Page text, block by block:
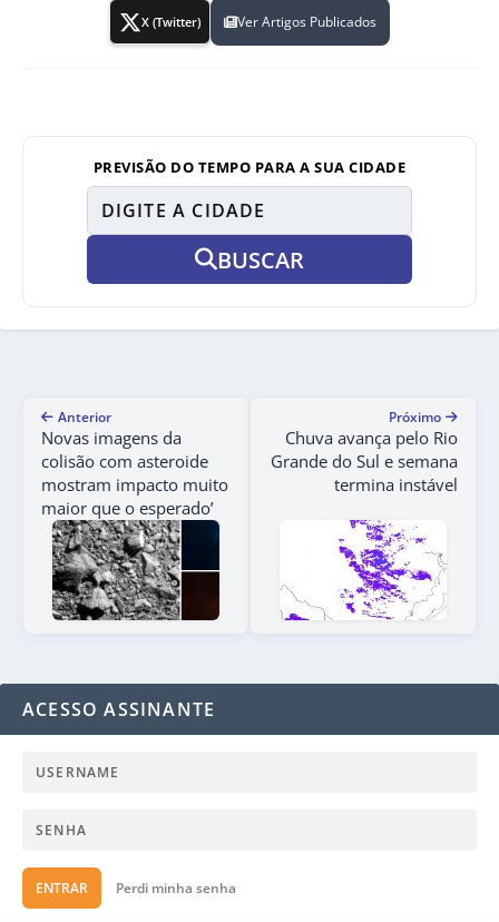
X (Twitter) Ver Artigos Publicados
PREVISÃO DO TEMPO PARA A SUA CIDADE
BUSCAR
Anterior
Novas imagens da
colisão com asteroide
mostram impacto muito
maior que o esperado’
Próximo
Chuva avança pelo Rio
Grande do Sul e semana
termina instável
ACESSO ASSINANTE
ENTRAR Perdi minha senha